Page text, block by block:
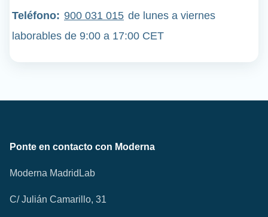
Teléfono: 900 031 015 de lunes a viernes
laborables de 9:00 a 17:00 CET
Ponte en contacto con Moderna
Moderna MadridLab
C/ Julián Camarillo, 31